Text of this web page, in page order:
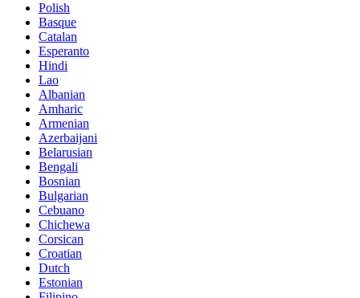
Polish
Basque
Catalan
Esperanto
Hindi
Lao
Albanian
Amharic
Armenian
Azerbaijani
Belarusian
Bengali
Bosnian
Bulgarian
Cebuano
Chichewa
Corsican
Croatian
Dutch
Estonian